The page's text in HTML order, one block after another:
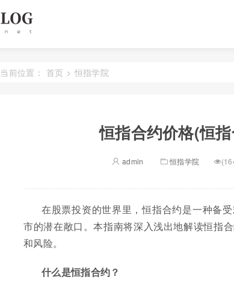
当前位置： 首页 > 恒指学院
恒指合约价格(恒
admin 恒指学院
在股票投资的世界里，恒指合约是一种备
市的潜在敞口。本指南将深入浅出地解读恒指
和风险。
什么是恒指合约？